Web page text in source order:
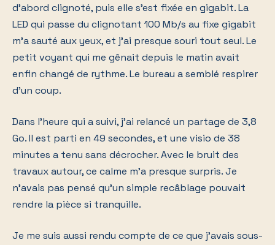
d'abord clignoté, puis elle s'est fixée en gigabit. La
LED qui passe du clignotant 100 Mb/s au fixe gigabit
m'a sauté aux yeux, et j'ai presque souri tout seul. Le
petit voyant qui me gênait depuis le matin avait
enfin changé de rythme. Le bureau a semblé respirer
d'un coup.
Dans l'heure qui a suivi, j'ai relancé un partage de 3,8
Go. Il est parti en 49 secondes, et une visio de 38
minutes a tenu sans décrocher. Avec le bruit des
travaux autour, ce calme m'a presque surpris. Je
n'avais pas pensé qu'un simple recâblage pouvait
rendre la pièce si tranquille.
Je me suis aussi rendu compte de ce que j'avais sous-